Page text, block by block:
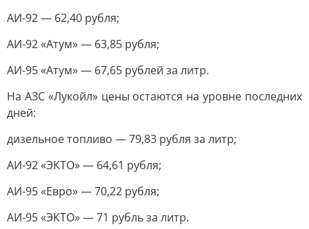
АИ-92 — 62,40 рубля;
АИ-92 «Атум» — 63,85 рубля;
АИ-95 «Атум» — 67,65 рублей за литр.
На АЗС «Лукойл» цены остаются на уровне последних
дней:
дизельное топливо — 79,83 рубля за литр;
АИ-92 «ЭКТО» — 64,61 рубля;
АИ-95 «Евро» — 70,22 рубля;
АИ-95 «ЭКТО» — 71 рубль за литр.